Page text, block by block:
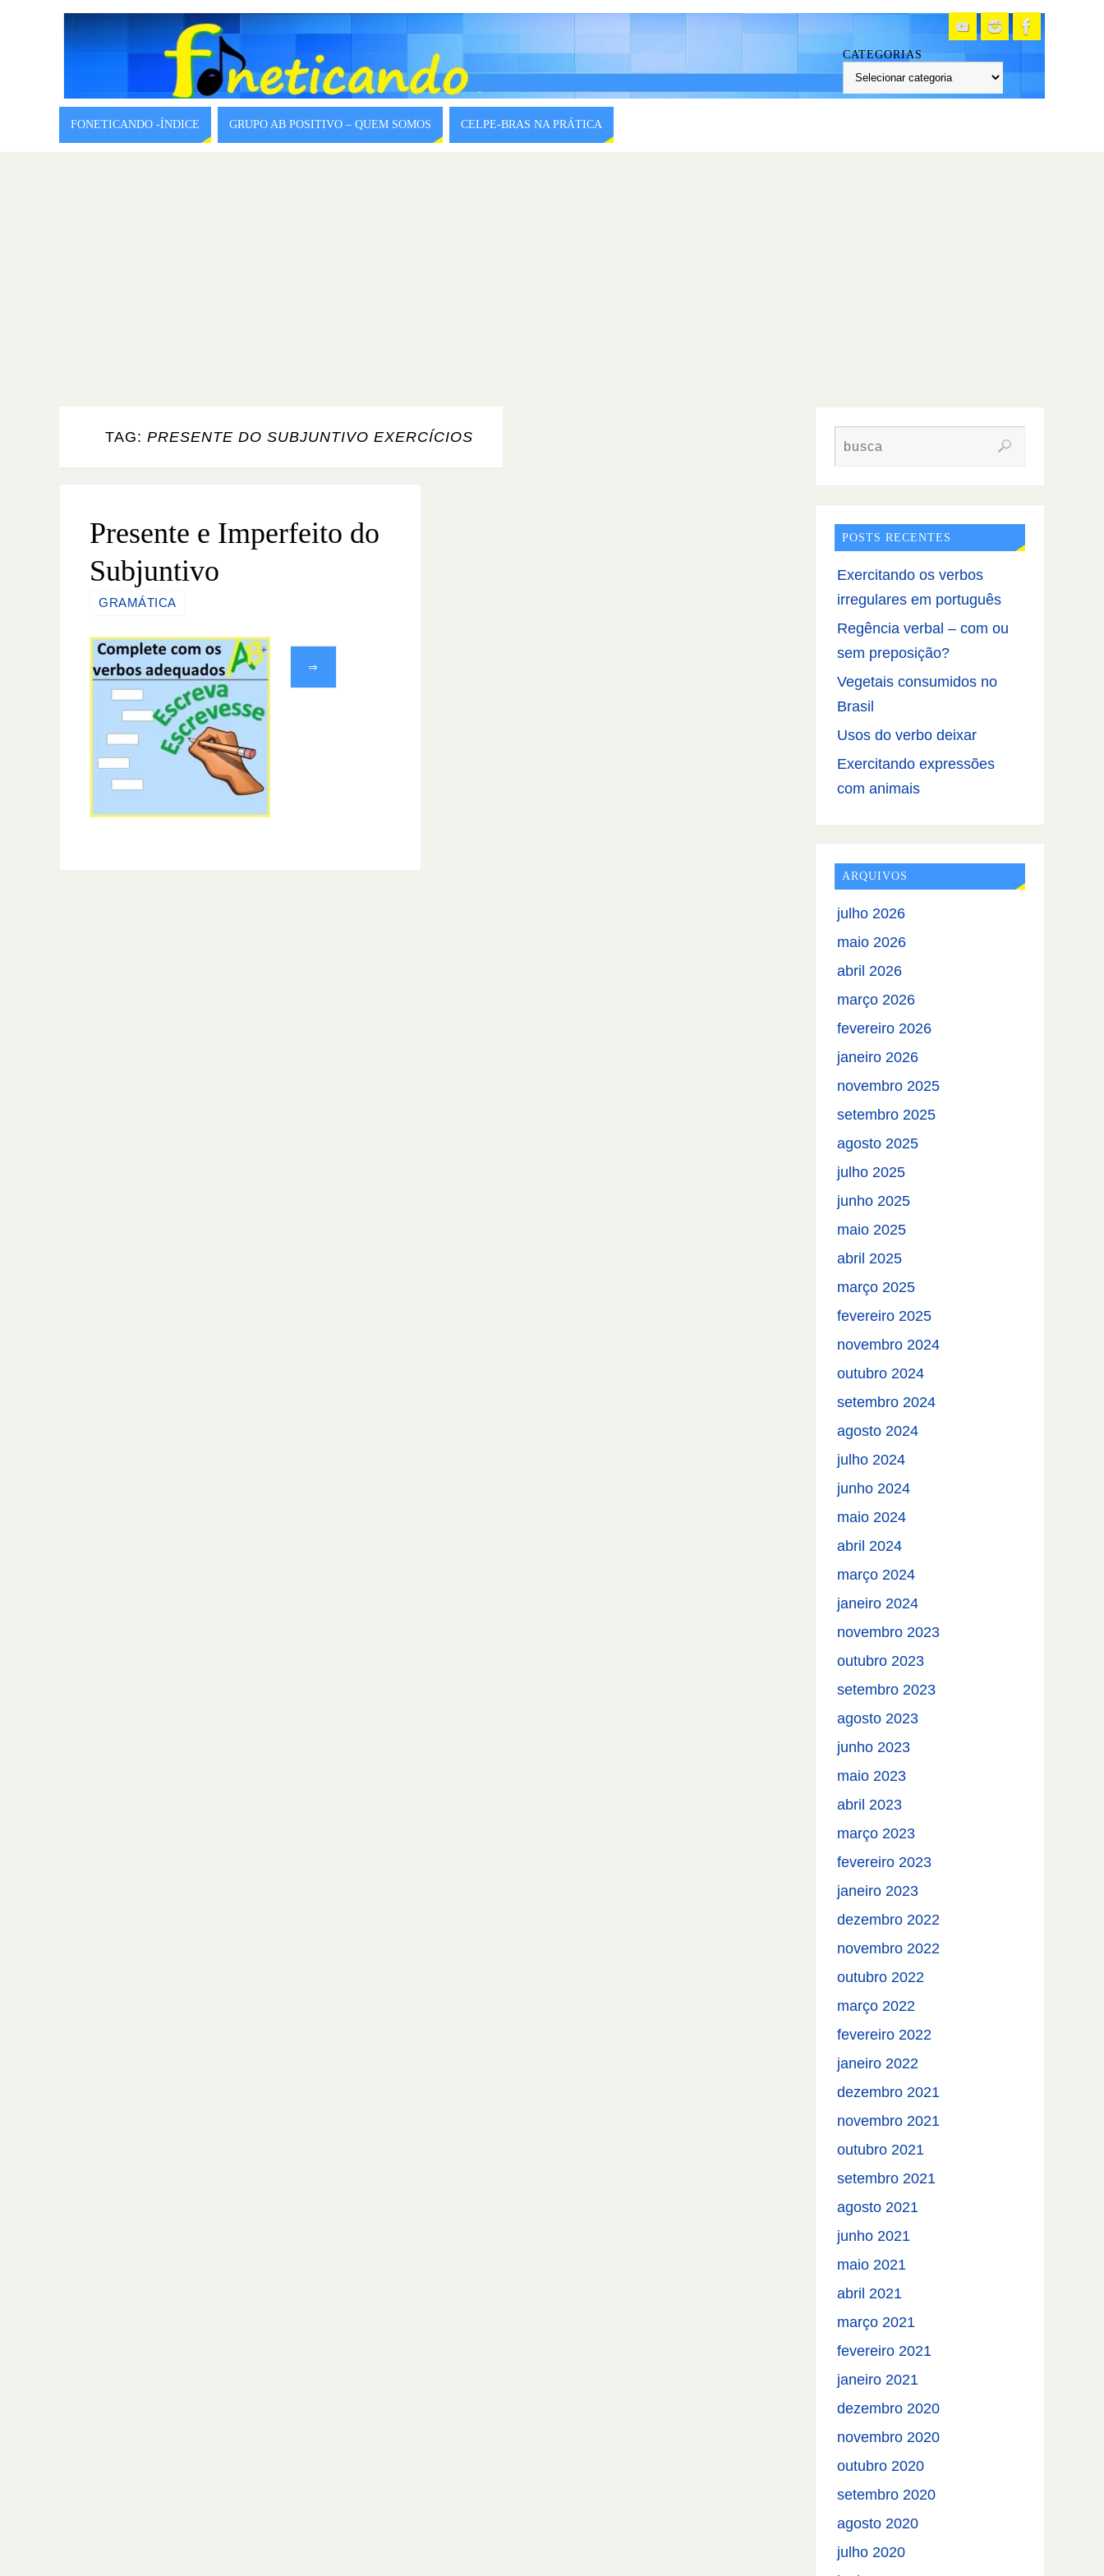
CATEGORIAS
FONETICANDO -ÍNDICE GRUPO AB POSITIVO – QUEM SOMOS CELPE-BRAS NA PRÁTICA
TAG: PRESENTE DO SUBJUNTIVO EXERCÍCIOS
Presente e Imperfeito do
Subjuntivo
GRAMÁTICA
⇒
POSTS RECENTES
Exercitando os verbos
irregulares em português
Regência verbal – com ou
sem preposição?
Vegetais consumidos no
Brasil
Usos do verbo deixar
Exercitando expressões
com animais
ARQUIVOS
julho 2026
maio 2026
abril 2026
março 2026
fevereiro 2026
janeiro 2026
novembro 2025
setembro 2025
agosto 2025
julho 2025
junho 2025
maio 2025
abril 2025
março 2025
fevereiro 2025
novembro 2024
outubro 2024
setembro 2024
agosto 2024
julho 2024
junho 2024
maio 2024
abril 2024
março 2024
janeiro 2024
novembro 2023
outubro 2023
setembro 2023
agosto 2023
junho 2023
maio 2023
abril 2023
março 2023
fevereiro 2023
janeiro 2023
dezembro 2022
novembro 2022
outubro 2022
março 2022
fevereiro 2022
janeiro 2022
dezembro 2021
novembro 2021
outubro 2021
setembro 2021
agosto 2021
junho 2021
maio 2021
abril 2021
março 2021
fevereiro 2021
janeiro 2021
dezembro 2020
novembro 2020
outubro 2020
setembro 2020
agosto 2020
julho 2020